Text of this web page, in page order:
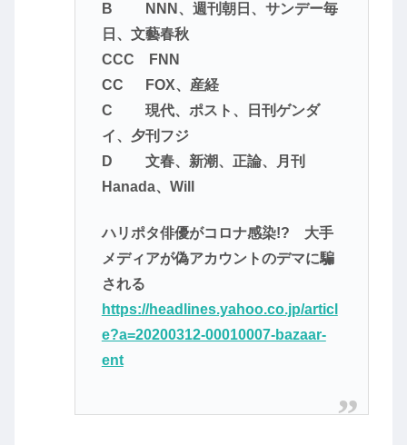
B NNN、週刊朝日、サンデー毎
日、文藝春秋
CCC FNN
CC FOX、産経
C 現代、ポスト、日刊ゲンダ
イ、夕刊フジ
D 文春、新潮、正論、月刊
Hanada、Will
ハリポタ俳優がコロナ感染!? 大手
メディアが偽アカウントのデマに騙
される
https://headlines.yahoo.co.jp/articl
e?a=20200312-00010007-bazaar-
ent